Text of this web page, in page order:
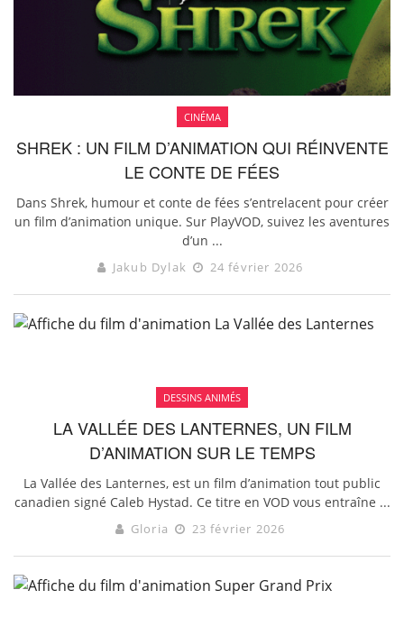
CINÉMA
SHREK : UN FILM D’ANIMATION QUI RÉINVENTE
LE CONTE DE FÉES
Dans Shrek, humour et conte de fées s’entrelacent pour créer
un film d’animation unique. Sur PlayVOD, suivez les aventures
d’un ...
Jakub Dylak 24 février 2026
DESSINS ANIMÉS
LA VALLÉE DES LANTERNES, UN FILM
D’ANIMATION SUR LE TEMPS
La Vallée des Lanternes, est un film d’animation tout public
canadien signé Caleb Hystad. Ce titre en VOD vous entraîne ...
Gloria 23 février 2026